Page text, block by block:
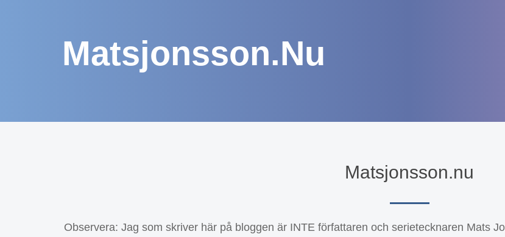
Matsjonsson.nu
Matsjonsson.nu
Observera: Jag som skriver här på bloggen är INTE författaren och serietecknaren Mats